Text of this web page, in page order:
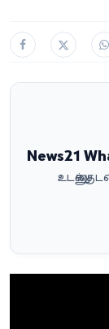
News21